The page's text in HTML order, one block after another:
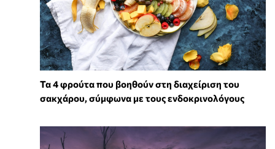
Τα 4 φρούτα που βοηθούν στη διαχείριση του
σακχάρου, σύμφωνα με τους ενδοκρινολόγους